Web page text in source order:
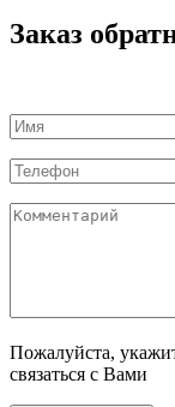
Заказ
Пожалуйста,
связаться с Вами